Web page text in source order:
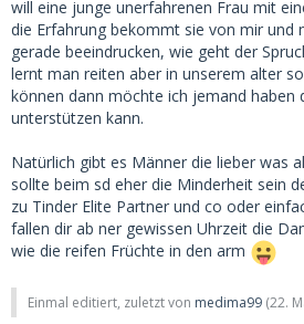
bestätigen das.
Und selbst die 50 jährige ist doch für
eine junge Maus. Nennt man dann
ist das wirklich euer letztes
will eine junge unerfahrenen Frau mit
die Erfahrung bekommt sie von mir und
gerade beeindrucken, wie geht der
lernt man reiten aber in unserem alter
können dann möchte ich jemand haben
unterstützen kann.
Natürlich gibt es Männer die lieber was
sollte beim sd eher die Minderheit sein
zu Tinder Elite Partner und co oder
fallen dir ab ner gewissen Uhrzeit die
wie die reifen Früchte in den arm
Einmal editiert, zuletzt von medima99 (22.